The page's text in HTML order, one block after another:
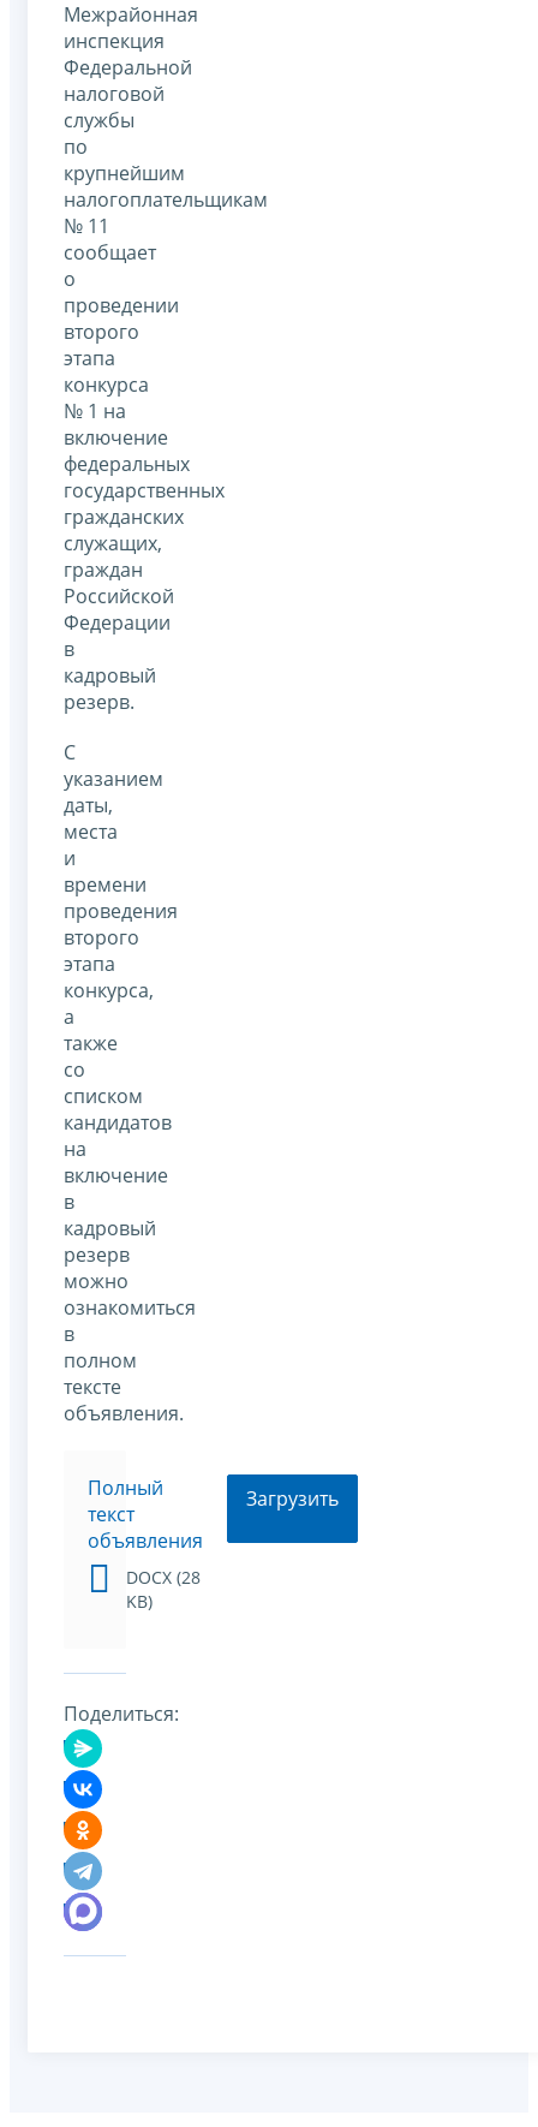
Межрайонная
инспекция
Федеральной
налоговой
службы
по
крупнейшим
налогоплательщикам
№ 11
сообщает
о
проведении
второго
этапа
конкурса
№ 1 на
включение
федеральных
государственных
гражданских
служащих,
граждан
Российской
Федерации
в
кадровый
резерв.
С
указанием
даты,
места
и
времени
проведения
второго
этапа
конкурса,
а
также
со
списком
кандидатов
на
включение
в
кадровый
резерв
можно
ознакомиться
в
полном
тексте
объявления.
Полный
текст
объявления
DOCX (28
KB)
Загрузить
Поделиться: